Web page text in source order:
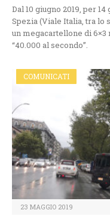
Dal 10 giugno 2019, per
Spezia (Viale Italia, tra lo
un megacartellone di
“40.000 al secondo”.
COMUNICATI
23 MAGGIO 2019